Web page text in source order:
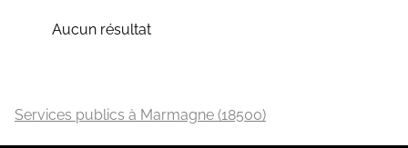
Aucun résultat
Services publics à Marmagne (18500)